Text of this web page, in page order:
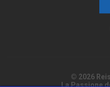
© 2026
La Passione